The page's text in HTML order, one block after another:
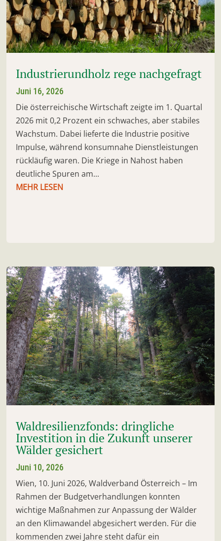
Industrierundholz rege nachgefragt
Juni 16, 2026
Die österreichische Wirtschaft zeigte im 1. Quartal
2026 mit 0,2 Prozent ein schwaches, aber stabiles
Wachstum. Dabei lieferte die Industrie positive
Impulse, während konsumnahe Dienstleistungen
rückläufig waren. Die Kriege in Nahost haben
deutliche Spuren am...
MEHR LESEN
Waldresilienzfonds: dringliche
Investition in die Zukunft unserer
Wälder gesichert
Juni 10, 2026
Wien, 10. Juni 2026, Waldverband Österreich – Im
Rahmen der Budgetverhandlungen konnten
wichtige Maßnahmen zur Anpassung der Wälder
an den Klimawandel abgesichert werden. Für die
kommenden zwei Jahre steht dafür ein